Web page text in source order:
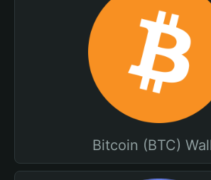
Bitcoin (BTC)